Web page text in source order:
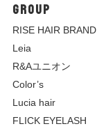
GROUP
RISE HAIR BRAND
Leia
R&Aユニオン
Color’s
Lucia hair
FLICK EYELASH